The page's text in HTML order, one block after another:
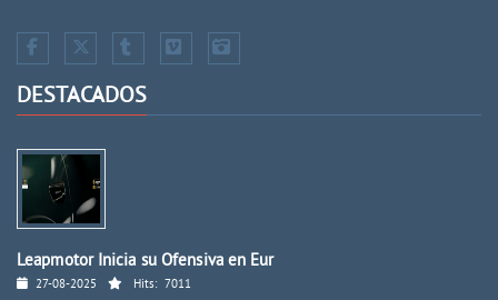
DESTACADOS
Leapmotor Inicia su Ofensiva en Eur
27-08-2025 Hits: 7011